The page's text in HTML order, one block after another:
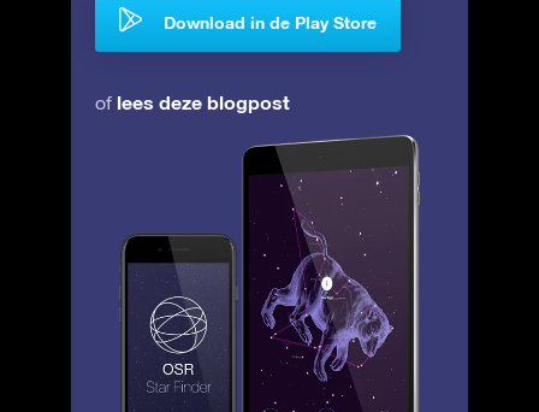
Download in de Play Store
of lees deze blogpost